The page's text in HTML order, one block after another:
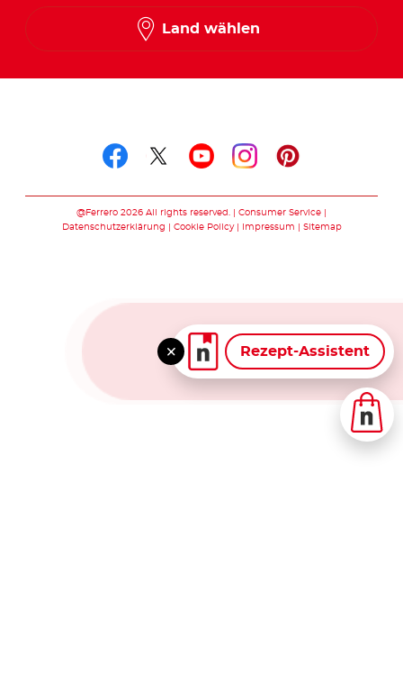
Rezept-Assistent
Land wählen
@Ferrero 2026 All rights reserved.
Consumer Service
Datenschutzerklärung
Cookie Policy Impressum Sitemap